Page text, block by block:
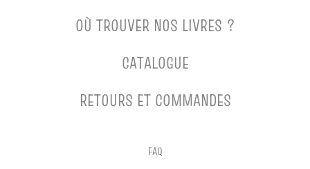
OÙ TROUVER NOS LIVRES ?
CATALOGUE
RETOURS ET COMMANDES
FAQ